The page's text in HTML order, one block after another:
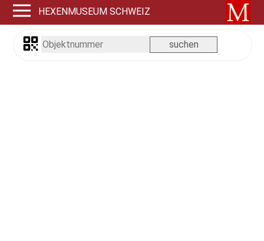
HEXENMUSEUM SCHWEIZ